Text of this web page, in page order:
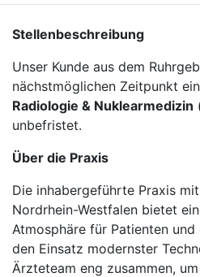
Stellenbeschreibung
Unser Kunde aus dem
nächstmöglichen Zeitpunkt
Radiologie & Nuklearmedizin
unbefristet.
Über die Praxis
Die inhabergeführte Praxis
Nordrhein-Westfalen bietet
Atmosphäre für Patienten
den Einsatz modernster
Ärzteteam eng zusammen,